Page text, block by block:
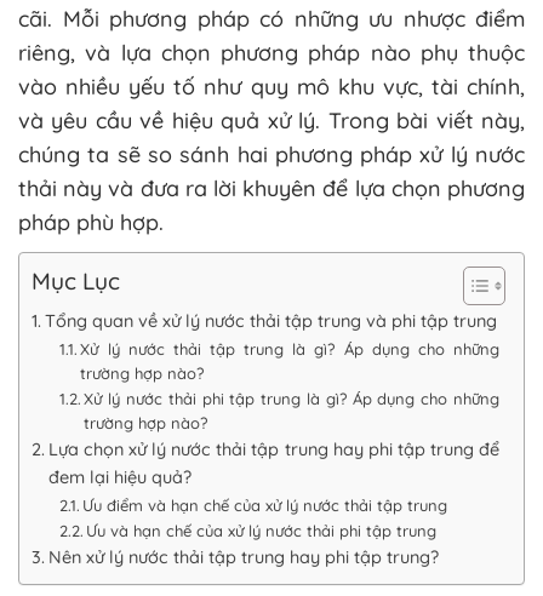
cãi. Mỗi phương pháp có những ưu nhược điểm
riêng, và lựa chọn phương pháp nào phụ thuộc
vào nhiều yếu tố như quy mô khu vực, tài chính,
và yêu cầu về hiệu quả xử lý. Trong bài viết này,
chúng ta sẽ so sánh hai phương pháp xử lý nước
thải này và đưa ra lời khuyên để lựa chọn phương
pháp phù hợp.
Mục Lục
Tổng quan về xử lý nước thải tập trung và phi tập trung
Xử lý nước thải tập trung là gì? Áp dụng cho những
trường hợp nào?
Xử lý nước thải phi tập trung là gì? Áp dụng cho những
trường hợp nào?
Lựa chọn xử lý nước thải tập trung hay phi tập trung để
đem lại hiệu quả?
Ưu điểm và hạn chế của xử lý nước thải tập trung
Ưu và hạn chế của xử lý nước thải phi tập trung
Nên xử lý nước thải tập trung hay phi tập trung?